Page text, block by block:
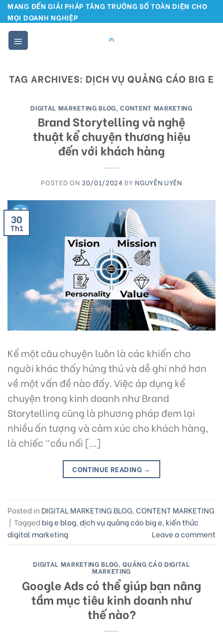
Skip
to
content
MANG ĐẾN GIẢI PHÁP TĂNG TRƯỞNG SỐ TOÀN DIỆN CHO
MỌI DOANH NGHIỆP
TAG ARCHIVES: DỊCH VỤ QUẢNG CÁO BIG E
DIGITAL MARKETING BLOG,CONTENT MARKETING
Brand Storytelling và nghệ
thuật kể chuyện thương hiệu
đến với khách hàng
POSTED ON 30/01/2024 BY NGUYỄN UYÊN
30
Th1
Kể một câu chuyện luôn là các khiến cho
người khác thấy hứng thú và dễ ghi nhớ hơn
về một vấn đề nào đấy. Việc áp dụng kể
chuyện trong kinh doanh như Brand
Storytelling cũng là phương pháp đem lại
nhiều ấn tượng và cảm xúc cho khách hàng,
là chiếc “cầu nối […]
CONTINUE READING →
Posted in DIGITAL MARKETING BLOG,CONTENT MARKETING
| Tagged big e blog,dịch vụ quảng cáo big e, kiến thức
digital marketing
Leave a comment
DIGITAL MARKETING BLOG,QUẢNG CÁO DIGITAL
MARKETING
Google Ads có thể giúp bạn nâng
tầm mục tiêu kinh doanh như
thế nào?